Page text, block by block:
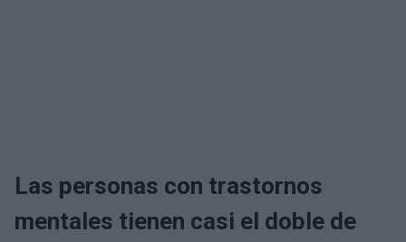
Las personas con trastornos
mentales tienen casi el doble de